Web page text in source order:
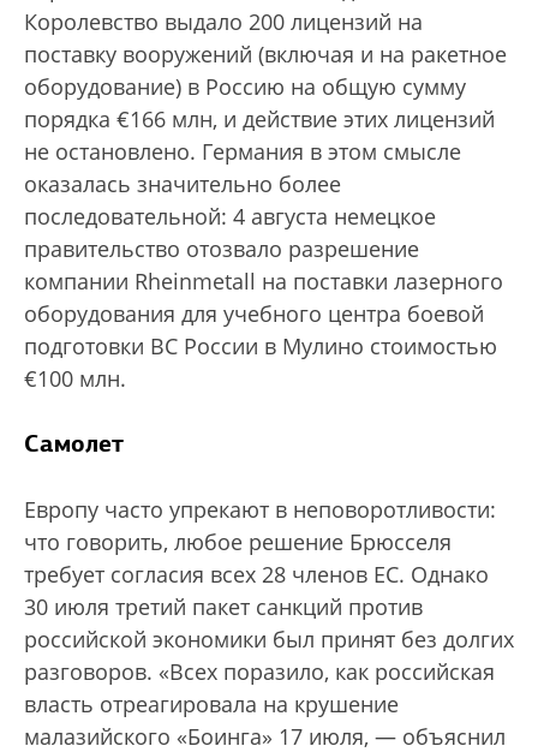
Королевство выдало 200 лицензий на
поставку вооружений (включая и на ракетное
оборудование) в Россию на общую сумму
порядка €166 млн, и действие этих лицензий
не остановлено. Германия в этом смысле
оказалась значительно более
последовательной: 4 августа немецкое
правительство отозвало разрешение
компании Rheinmetall на поставки лазерного
оборудования для учебного центра боевой
подготовки ВС России в Мулино стоимостью
€100 млн.
Самолет
Европу часто упрекают в неповоротливости:
что говорить, любое решение Брюсселя
требует согласия всех 28 членов ЕС. Однако
30 июля третий пакет санкций против
российской экономики был принят без долгих
разговоров. «Всех поразило, как российская
власть отреагировала на крушение
малазийского «Боинга» 17 июля, — объяснил